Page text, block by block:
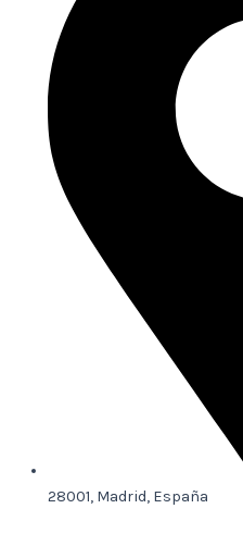
28001, Madrid, España